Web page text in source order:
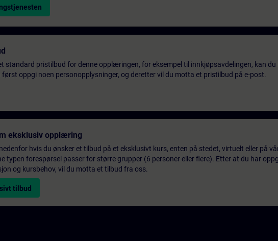
standard pristilbud for denne opplæringen, for eksempel til innkjøpsavdelingen, kan du
først oppgi noen personopplysninger, og deretter vil du motta et pristilbud på e-post.
eksklusiv opplæring
hvis du ønsker et tilbud på et eksklusivt kurs, enten på stedet, virtuelt eller på
typen forespørsel passer for større grupper (6 personer eller flere). Etter at du har
og kursbehov, vil du motta et tilbud fra oss.
tilbud